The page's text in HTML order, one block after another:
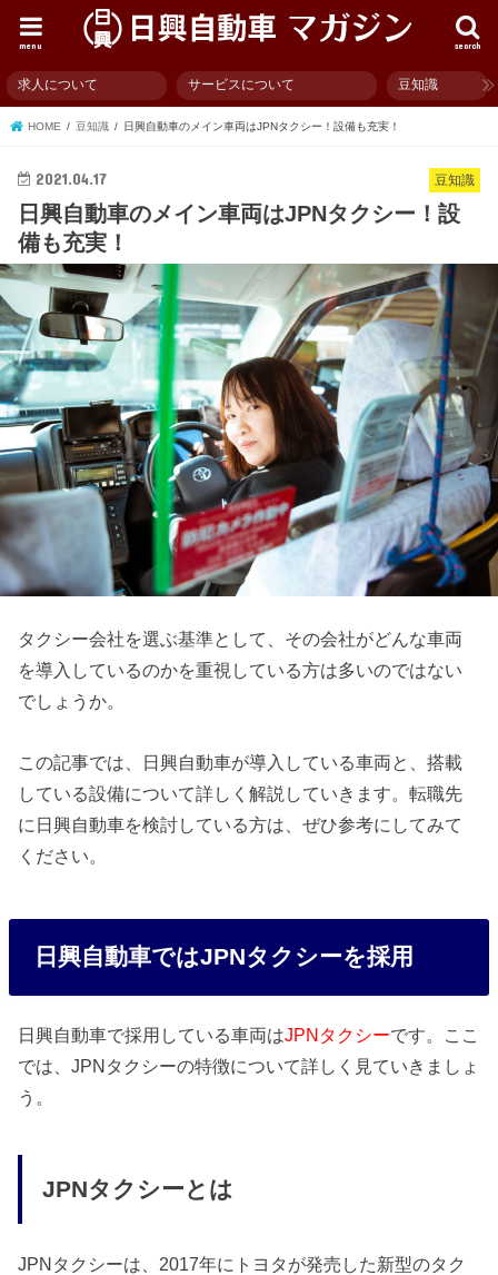
search
menu
求人について サービスについて 豆知識
HOME 豆知識 日興自動車のメイン車両はJPNタクシー！設備も充実！
豆知識
2021.04.17
日興自動車のメイン車両はJPNタクシー！設
備も充実！
タクシー会社を選ぶ基準として、その会社がどんな車両
を導入しているのかを重視している方は多いのではない
でしょうか。
この記事では、日興自動車が導入している車両と、搭載
している設備について詳しく解説していきます。転職先
に日興自動車を検討している方は、ぜひ参考にしてみて
ください。
日興自動車ではJPNタクシーを採用
日興自動車で採用している車両はJPNタクシーです。ここ
では、JPNタクシーの特徴について詳しく見ていきましょ
う。
JPNタクシーとは
JPNタクシーは、2017年にトヨタが発売した新型のタク